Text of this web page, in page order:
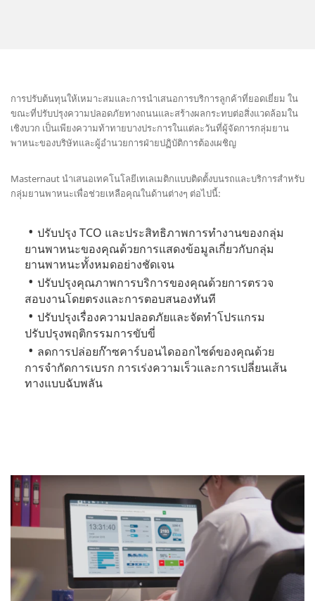
การปรับต้นทุนให้เหมาะสมและการนำเสนอการบริการลูกค้าที่ยอดเยี่ยม ใน
ขณะที่ปรับปรุงความปลอดภัยทางถนนและสร้างผลกระทบต่อสิ่งแวดล้อมใน
เชิงบวก เป็นเพียงความท้าทายบางประการในแต่ละวันที่ผู้จัดการกลุ่มยาน
พาหนะของบริษัทและผู้อำนวยการฝ่ายปฏิบัติการต้องเผชิญ
Masternaut นำเสนอเทคโนโลยีเทเลเมติกแบบติดตั้งบนรถและบริการสำหรับ
กลุ่มยานพาหนะเพื่อช่วยเหลือคุณในด้านต่างๆ ต่อไปนี้:
ปรับปรุง TCO และประสิทธิภาพการทำงานของกลุ่ม
ยานพาหนะของคุณด้วยการแสดงข้อมูลเกี่ยวกับกลุ่ม
ยานพาหนะทั้งหมดอย่างชัดเจน
ปรับปรุงคุณภาพการบริการของคุณด้วยการตรวจ
สอบงานโดยตรงและการตอบสนองทันที
ปรับปรุงเรื่องความปลอดภัยและจัดทำโปรแกรม
ปรับปรุงพฤติกรรมการขับขี่
ลดการปล่อยก๊าซคาร์บอนไดออกไซด์ของคุณด้วย
การจำกัดการเบรก การเร่งความเร็วและการเปลี่ยนเส้น
ทางแบบฉับพลัน